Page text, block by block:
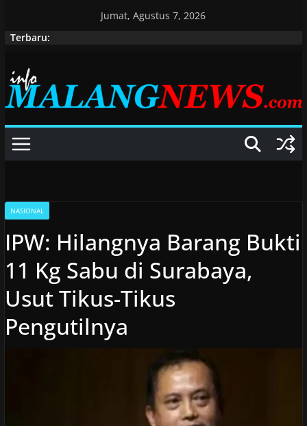
Jumat, Agustus 7, 2026
Terbaru:
NASIONAL
IPW: Hilangnya Barang Bukti
11 Kg Sabu di Surabaya,
Usut Tikus-Tikus
Pengutilnya